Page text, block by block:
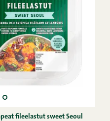
fileelastut sweet Seoul